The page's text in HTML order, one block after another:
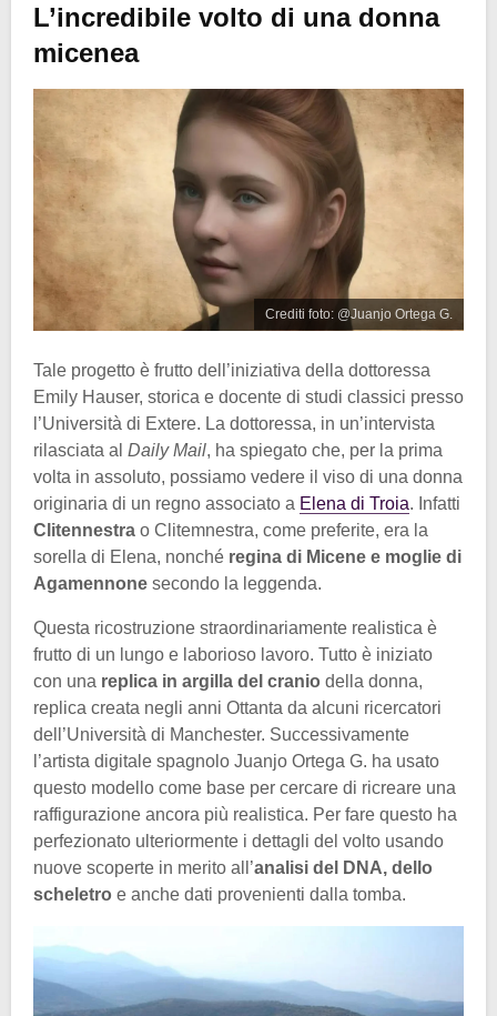
L’incredibile volto di una donna
micenea
Crediti foto: @Juanjo Ortega G.
Tale progetto è frutto dell’iniziativa della dottoressa
Emily Hauser, storica e docente di studi classici presso
l’Università di Extere. La dottoressa, in un’intervista
rilasciata al Daily Mail, ha spiegato che, per la prima
volta in assoluto, possiamo vedere il viso di una donna
originaria di un regno associato a Elena di Troia. Infatti
Clitennestra o Clitemnestra, come preferite, era la
sorella di Elena, nonché regina di Micene e moglie di
Agamennone secondo la leggenda.
Questa ricostruzione straordinariamente realistica è
frutto di un lungo e laborioso lavoro. Tutto è iniziato
con una replica in argilla del cranio della donna,
replica creata negli anni Ottanta da alcuni ricercatori
dell’Università di Manchester. Successivamente
l’artista digitale spagnolo Juanjo Ortega G. ha usato
questo modello come base per cercare di ricreare una
raffigurazione ancora più realistica. Per fare questo ha
perfezionato ulteriormente i dettagli del volto usando
nuove scoperte in merito all’analisi del DNA, dello
scheletro e anche dati provenienti dalla tomba.